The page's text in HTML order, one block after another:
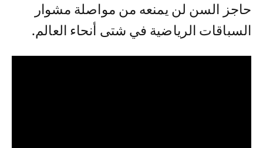
حاجز السن لن يمنعه من مواصلة مشوار
السباقات الرياضية في شتى أنحاء العالم.